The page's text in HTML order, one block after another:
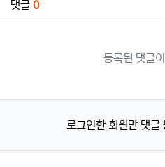
댓글 0
등록된 댓글
로그인한 회원만 댓글